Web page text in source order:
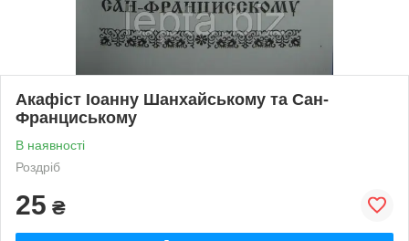
Акафіст Іоанну Шанхайському та Сан-
Франциському
В наявності
Роздріб
25 ₴